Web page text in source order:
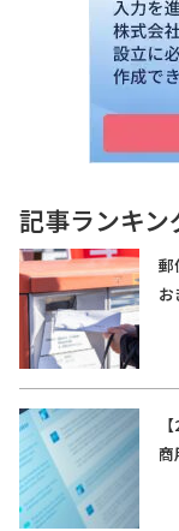
記事ランキン
郵
お
商